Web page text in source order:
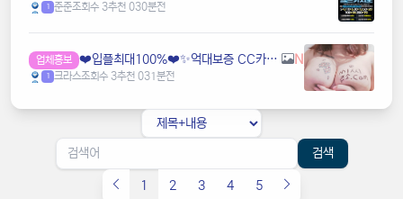
1 준준조회수 3추천 030분전
업체홍보 ❤️️입플최대100%❤️✨억대보증 CC카지노✨❤️무기명테더가입O❤️블랙가입O❤️승인전화X❤️ N
1 크라스조회수 3추천 031분전
검색
1 2 3 4 5